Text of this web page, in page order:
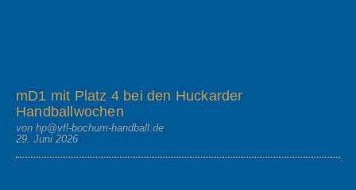
mD1 mit Platz 4 bei den Huckarder
Handballwochen
von hp@vfl-bochum-handball.de
29. Juni 2026